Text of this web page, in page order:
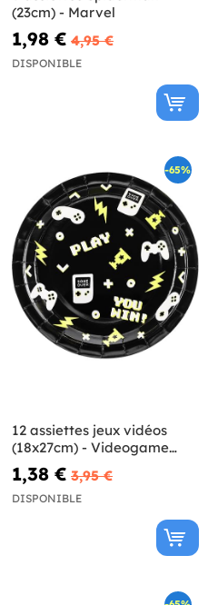
(23cm) - Marvel
1,98 € 4,95 €
DISPONIBLE
-65%
12 assiettes jeux vidéos
(18x27cm) - Videogame
party
1,38 € 3,95 €
DISPONIBLE